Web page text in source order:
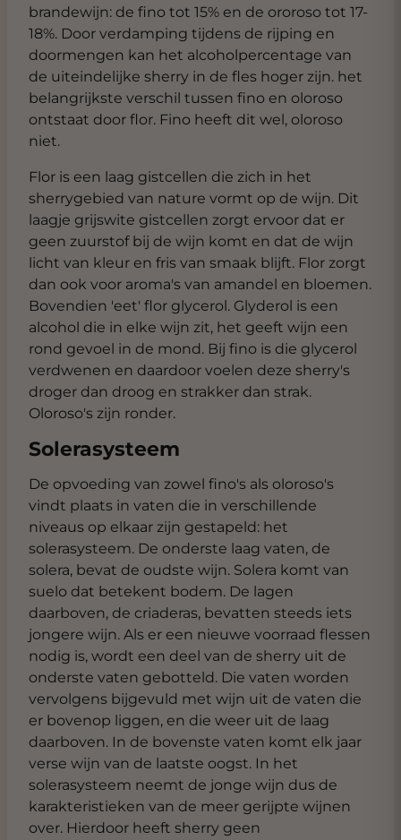
brandewijn: de fino tot 15% en de ororoso tot 17-
18%. Door verdamping tijdens de rijping en
doormengen kan het alcoholpercentage van
de uiteindelijke sherry in de fles hoger zijn. het
belangrijkste verschil tussen fino en oloroso
ontstaat door flor. Fino heeft dit wel, oloroso
niet.
Flor is een laag gistcellen die zich in het
sherrygebied van nature vormt op de wijn. Dit
laagje grijswite gistcellen zorgt ervoor dat er
geen zuurstof bij de wijn komt en dat de wijn
licht van kleur en fris van smaak blijft. Flor zorgt
dan ook voor aroma's van amandel en bloemen.
Bovendien 'eet' flor glycerol. Glyderol is een
alcohol die in elke wijn zit, het geeft wijn een
rond gevoel in de mond. Bij fino is die glycerol
verdwenen en daardoor voelen deze sherry's
droger dan droog en strakker dan strak.
Oloroso's zijn ronder.
Solerasysteem
De opvoeding van zowel fino's als oloroso's
vindt plaats in vaten die in verschillende
niveaus op elkaar zijn gestapeld: het
solerasysteem. De onderste laag vaten, de
solera, bevat de oudste wijn. Solera komt van
suelo dat betekent bodem. De lagen
daarboven, de criaderas, bevatten steeds iets
jongere wijn. Als er een nieuwe voorraad flessen
nodig is, wordt een deel van de sherry uit de
onderste vaten gebotteld. Die vaten worden
vervolgens bijgevuld met wijn uit de vaten die
er bovenop liggen, en die weer uit de laag
daarboven. In de bovenste vaten komt elk jaar
verse wijn van de laatste oogst. In het
solerasysteem neemt de jonge wijn dus de
karakteristieken van de meer gerijpte wijnen
over. Hierdoor heeft sherry geen